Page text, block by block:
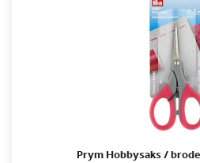
Prym Hobbysaks /